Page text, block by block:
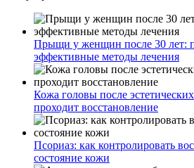
Прыщи у женщин после 30 лет:
эффективные методы лечения
Кожа головы после
проходит восстановление
Псориаз: как контролировать
состояние кожи